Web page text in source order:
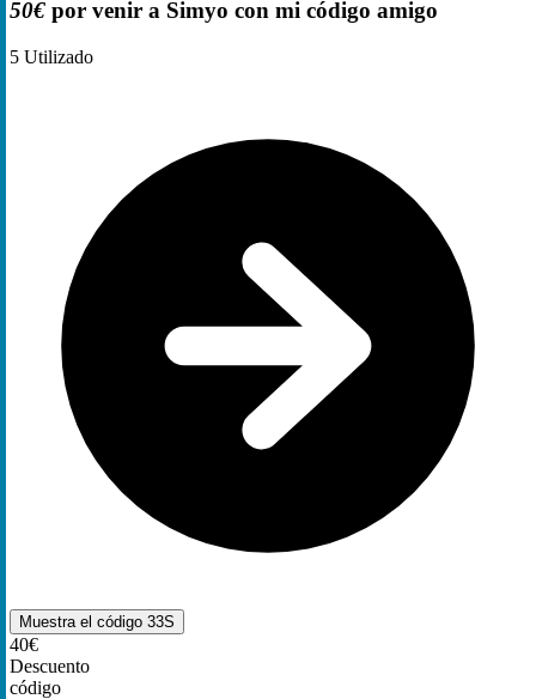
50€ por venir a Simyo con mi código amigo
5 Utilizado
Muestra el código 33S
40€
Descuento
código